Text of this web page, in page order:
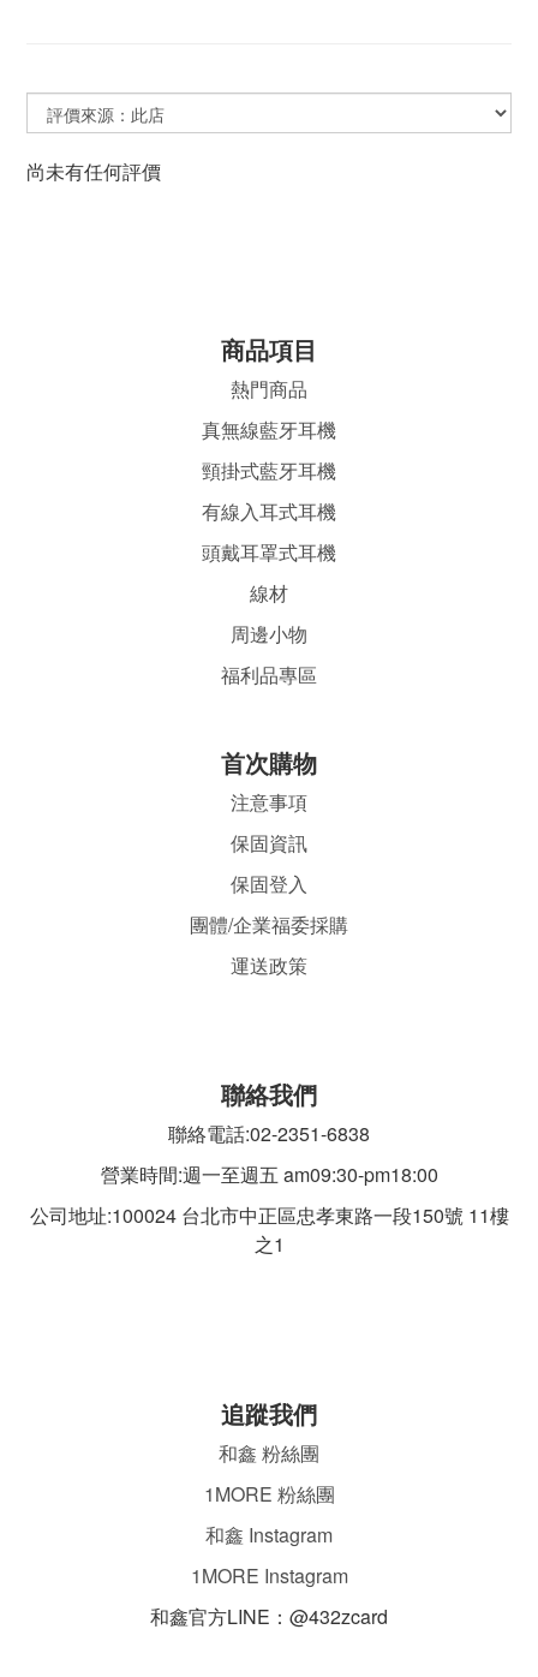
尚未有任何評價
商品項目
熱門商品
真無線藍牙耳機
頸掛式藍牙耳機
有線入耳式耳機
頭戴耳罩式耳機
線材
周邊小物
福利品專區
首次購物
注意事項
保固資訊
保固登入
團體/企業福委採購
運送政策
聯絡我們
聯絡電話:02-2351-6838
營業時間:週一至週五 am09:30-pm18:00
公司地址:100024 台北市中正區忠孝東路一段150號 11樓
之1
追蹤我們
和鑫 粉絲團
1MORE 粉絲團
和鑫 Instagram
1MORE Instagram
和鑫官方LINE：@432zcard